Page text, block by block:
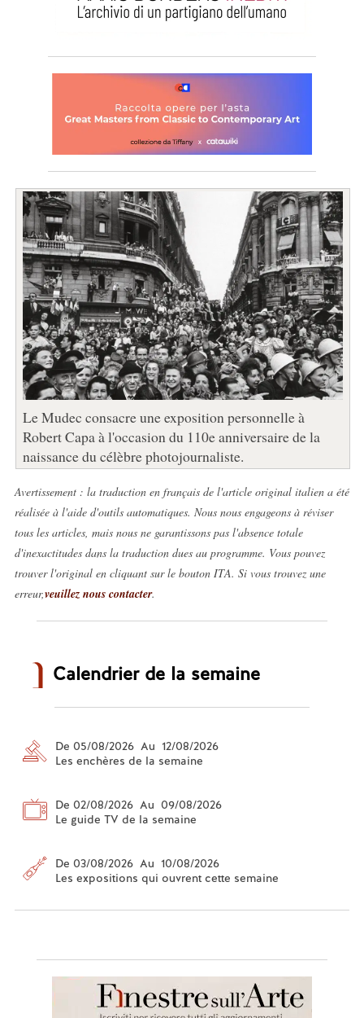
Le Mudec consacre une exposition personnelle à
Robert Capa à l'occasion du 110e anniversaire de la
naissance du célèbre photojournaliste.
Avertissement : la traduction en français de l'article original italien a été
réalisée à l'aide d'outils automatiques. Nous nous engageons à réviser
tous les articles, mais nous ne garantissons pas l'absence totale
d'inexactitudes dans la traduction dues au programme. Vous pouvez
trouver l'original en cliquant sur le bouton ITA. Si vous trouvez une
erreur,veuillez nous contacter.
Calendrier de la semaine
De 05/08/2026 Au 12/08/2026
Les enchères de la semaine
De 02/08/2026 Au 09/08/2026
Le guide TV de la semaine
De 03/08/2026 Au 10/08/2026
Les expositions qui ouvrent cette semaine